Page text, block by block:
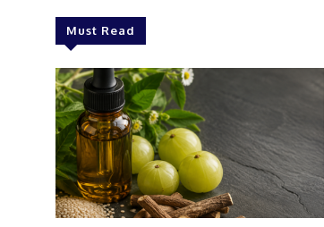
Must Read